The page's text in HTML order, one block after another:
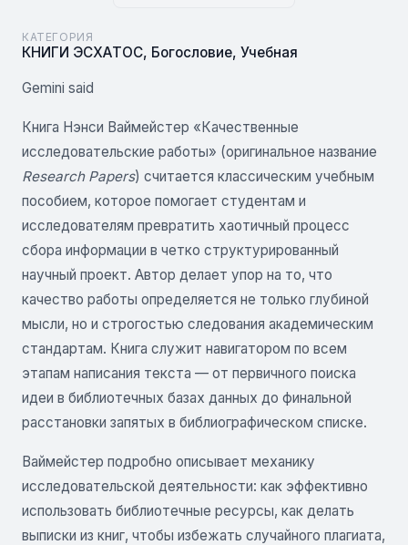
КАТЕГОРИЯ
КНИГИ ЭСХАТОС, Богословие, Учебная
Gemini said
Книга Нэнси Ваймейстер «Качественные
исследовательские работы» (оригинальное название
Research Papers) считается классическим учебным
пособием, которое помогает студентам и
исследователям превратить хаотичный процесс
сбора информации в четко структурированный
научный проект. Автор делает упор на то, что
качество работы определяется не только глубиной
мысли, но и строгостью следования академическим
стандартам. Книга служит навигатором по всем
этапам написания текста — от первичного поиска
идеи в библиотечных базах данных до финальной
расстановки запятых в библиографическом списке.
Ваймейстер подробно описывает механику
исследовательской деятельности: как эффективно
использовать библиотечные ресурсы, как делать
выписки из книг, чтобы избежать случайного плагиата,